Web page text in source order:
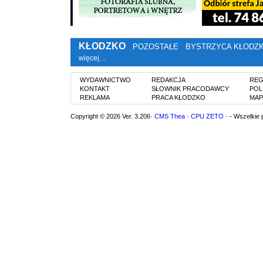
KŁODZKO POZOSTAŁE BYSTRZYCA
więcej…
WYDAWNICTWO
KONTAKT
REKLAMA
REDAKCJA
SŁOWNIK PRACODAWCY
PRACA KŁODZKO
Copyright © 2026 Ver. 3.206· CMS Thea · CPU ZETO · - Wszelkie